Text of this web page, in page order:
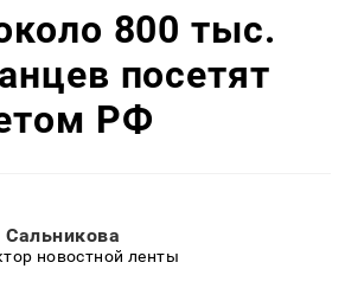
800 тыс.
посетят
РФ
Сальникова
новостной ленты